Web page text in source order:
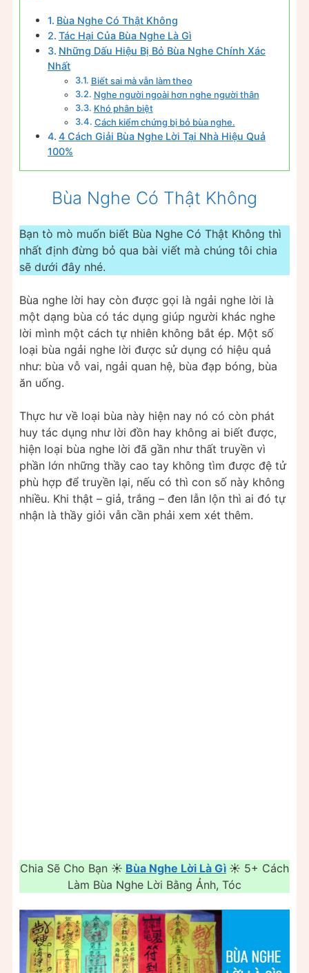
Bùa Nghe Có Thật Không
Tác Hại Của Bùa Nghe Là Gì
Những Dấu Hiệu Bị Bỏ Bùa Nghe Chính Xác
Nhất
Biết sai mà vẫn làm theo
Nghe người ngoài hơn nghe người thân
Khó phân biệt
Cách kiểm chứng bị bỏ bùa nghe.
4 Cách Giải Bùa Nghe Lời Tại Nhà Hiệu Quả
100%
Bùa Nghe Có Thật Không
Bạn tò mò muốn biết Bùa Nghe Có Thật Không thì
nhất định đừng bỏ qua bài viết mà chúng tôi chia
sẽ dưới đây nhé.
Bùa nghe lời hay còn được gọi là ngải nghe lời là
một dạng bùa có tác dụng giúp người khác nghe
lời mình một cách tự nhiên không bắt ép. Một số
loại bùa ngải nghe lời được sử dụng có hiệu quả
như: bùa vỗ vai, ngải quan hệ, bùa đạp bóng, bùa
ăn uống.
Thực hư về loại bùa này hiện nay nó có còn phát
huy tác dụng như lời đồn hay không ai biết được,
hiện loại bùa nghe lời đã gần như thất truyền vì
phần lớn những thầy cao tay không tìm được đệ tử
phù hợp để truyền lại, nếu có thì con số này không
nhiều. Khi thật – giả, trắng – đen lẫn lộn thì ai đó tự
nhận là thầy giỏi vẫn cần phải xem xét thêm.
Chia Sẽ Cho Bạn ☀️ Bùa Nghe Lời Là Gì ☀️ 5+ Cách
Làm Bùa Nghe Lời Bằng Ảnh, Tóc